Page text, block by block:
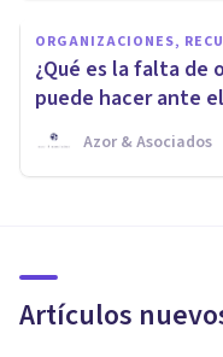
ORGANIZACIONES,
¿Qué es la falta de
puede hacer ante
Azor & Asociados
Artículos